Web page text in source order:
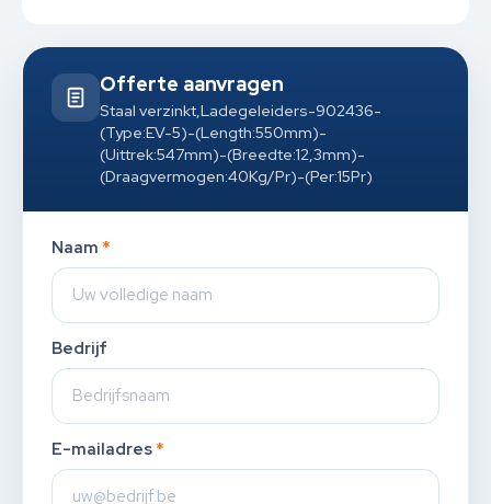
Offerte aanvragen
Staal verzinkt,Ladegeleiders-902436-
(Type:EV-5)-(Length:550mm)-
(Uittrek:547mm)-(Breedte:12,3mm)-
(Draagvermogen:40Kg/Pr)-(Per:15Pr)
Naam *
Bedrijf
E-mailadres *